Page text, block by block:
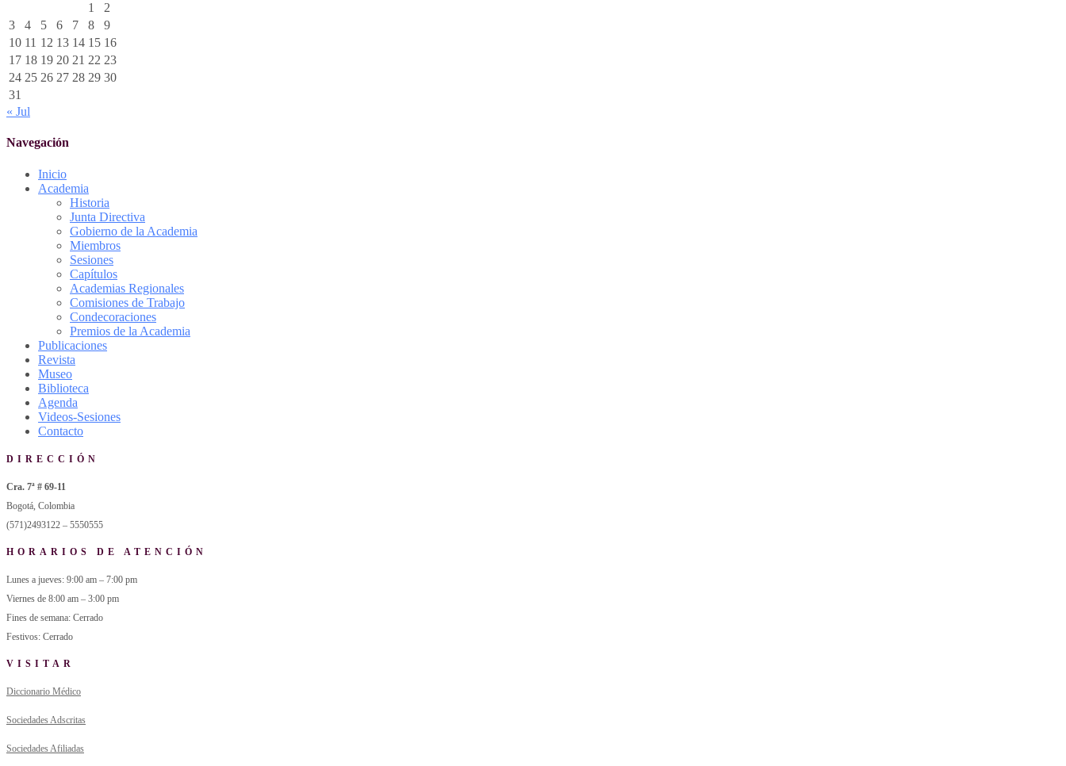
1
2
3
4 5 6 7 8
9
10 11 12 13 14 15 16
17 18 19 20 21 22 23
24 25 26 27 28 29 30
31
« Jul
Navegación
Inicio
Academia
Historia
Junta Directiva
Gobierno de la Academia
Miembros
Sesiones
Capítulos
Academias Regionales
Comisiones de Trabajo
Condecoraciones
Premios de la Academia
Publicaciones
Revista
Museo
Biblioteca
Agenda
Videos-Sesiones
Contacto
DIRECCIÓN
Cra. 7ª # 69-11
Bogotá, Colombia
(571)2493122 – 5550555
HORARIOS DE ATENCIÓN
Lunes a jueves: 9:00 am – 7:00 pm
Viernes de 8:00 am – 3:00 pm
Fines de semana: Cerrado
Festivos: Cerrado
VISITAR
Diccionario Médico
Sociedades Adscritas
Sociedades Afiliadas